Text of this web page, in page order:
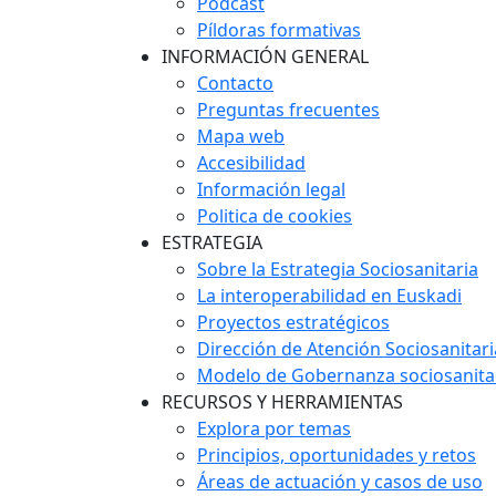
Píldoras formativas
INFORMACIÓN GENERAL
Contacto
Preguntas frecuentes
Mapa web
Accesibilidad
Información legal
Politica de cookies
ESTRATEGIA
Sobre la Estrategia Sociosanitaria
La interoperabilidad en Euskadi
Proyectos estratégicos
Dirección de Atención
Modelo de Gobernanza
RECURSOS Y HERRAMIENTAS
Explora por temas
Principios, oportunidades y retos
Áreas de actuación y casos de uso